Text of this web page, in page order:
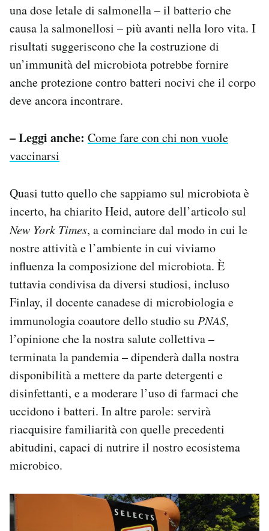
una dose letale di salmonella – il batterio che
causa la salmonellosi – più avanti nella loro vita. I
risultati suggeriscono che la costruzione di
un’immunità del microbiota potrebbe fornire
anche protezione contro batteri nocivi che il corpo
deve ancora incontrare.
– Leggi anche: Come fare con chi non vuole
vaccinarsi
Quasi tutto quello che sappiamo sul microbiota è
incerto, ha chiarito Heid, autore dell’articolo sul
New York Times, a cominciare dal modo in cui le
nostre attività e l’ambiente in cui viviamo
influenza la composizione del microbiota. È
tuttavia condivisa da diversi studiosi, incluso
Finlay, il docente canadese di microbiologia e
immunologia coautore dello studio su PNAS,
l’opinione che la nostra salute collettiva –
terminata la pandemia – dipenderà dalla nostra
disponibilità a mettere da parte detergenti e
disinfettanti, e a moderare l’uso di farmaci che
uccidono i batteri. In altre parole: servirà
riacquisire familiarità con quelle precedenti
abitudini, capaci di nutrire il nostro ecosistema
microbico.